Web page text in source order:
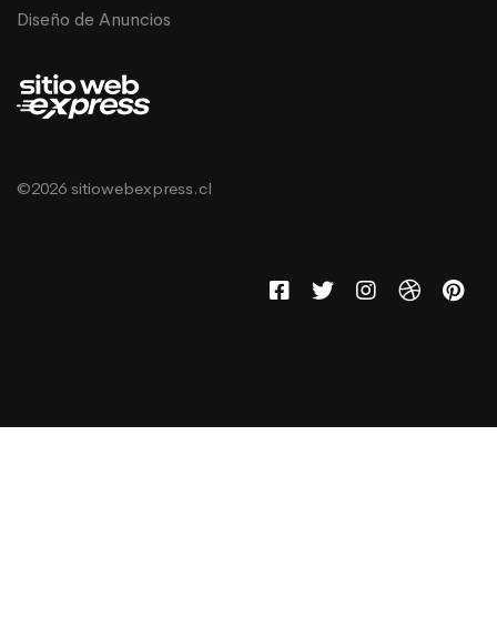
Diseño de Anuncios
©2026 sitiowebexpress.cl